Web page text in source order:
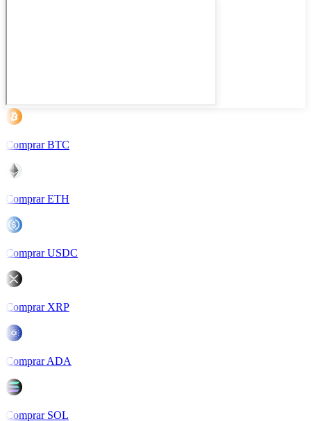
Comprar BTC
Comprar ETH
Comprar USDC
Comprar XRP
Comprar ADA
Comprar SOL